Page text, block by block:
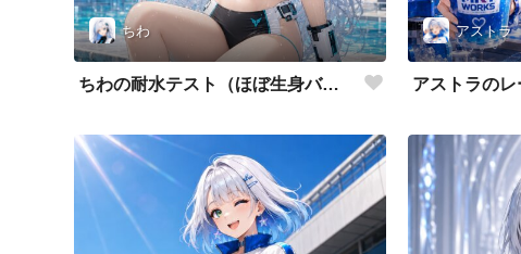
ちわ
ちわの耐水テスト（ほぼ生身バージョン）
アストラ